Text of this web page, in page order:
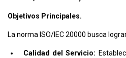
Objetivos Principales.
La norma ISO/IEC 20000 busca
Calidad del Servicio: